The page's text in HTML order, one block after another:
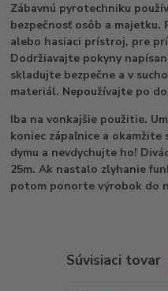
Zábavnú pyrotechniku
bezpečnosť osôb a majetku.
alebo hasiaci prístroj, pre
Dodržiavajte pokyny
skladujte bezpečne a v
materiál. Nepoužívajte po
Iba na vonkajšie použitie.
koniec zápaľnice a
dymu a nevdychujte ho!
25m. Ak nastalo zlyhanie
potom ponorte výrobok do
Súvisiaci tovar